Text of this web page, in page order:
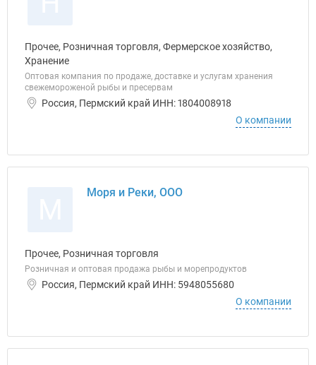
Прочее, Розничная торговля, Фермерское хозяйство,
Хранение
Оптовая компания по продаже, доставке и услугам хранения
свежемороженой рыбы и пресервам
Россия, Пермский край ИНН: 1804008918
О компании
Моря и Реки, ООО
Прочее, Розничная торговля
Розничная и оптовая продажа рыбы и морепродуктов
Россия, Пермский край ИНН: 5948055680
О компании